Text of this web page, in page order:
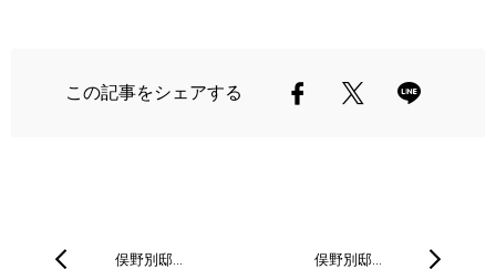
この記事をシェアする
俣野別邸… 俣野別邸…